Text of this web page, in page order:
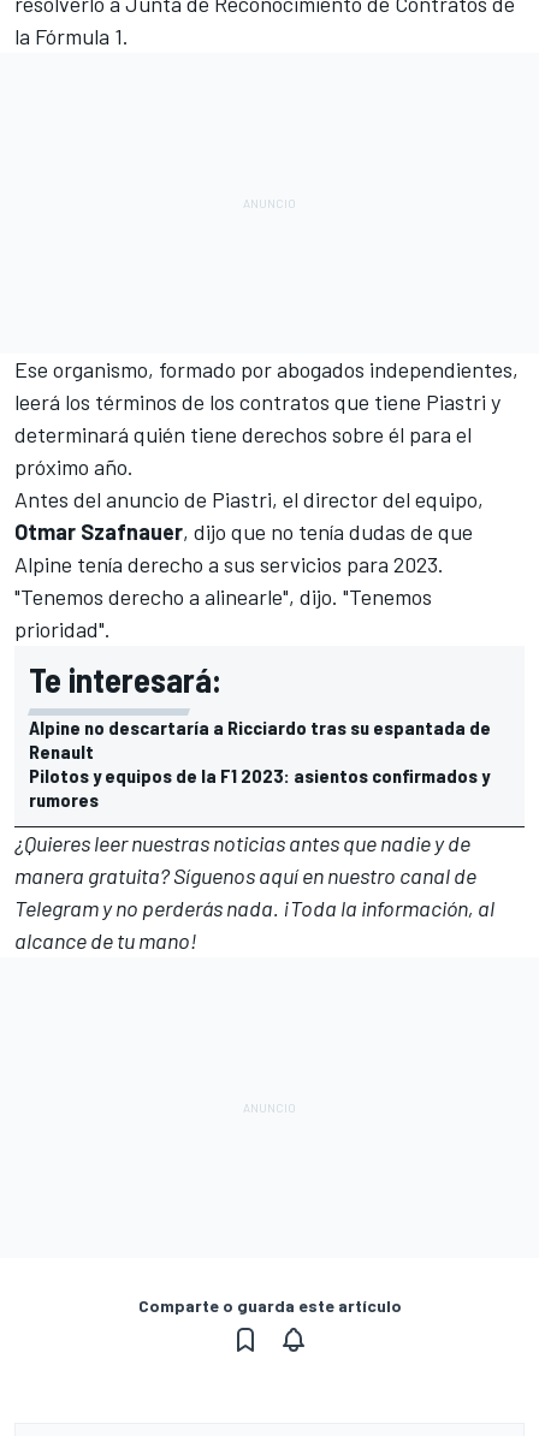
la Fórmula 1.
Ese organismo, formado por abogados independientes,
leerá los términos de los contratos que tiene Piastri y
determinará quién tiene derechos sobre él para el
próximo año.
Antes del anuncio de Piastri, el director del equipo,
Otmar Szafnauer, dijo que no tenía dudas de que
Alpine tenía derecho a sus servicios para 2023.
"Tenemos derecho a alinearle", dijo. "Tenemos
prioridad".
Te interesará:
Alpine no descartaría a Ricciardo tras su espantada de
Renault
Pilotos y equipos de la F1 2023: asientos confirmados y
rumores
¿Quieres leer nuestras noticias antes que nadie y de
manera gratuita? Síguenosaquí en nuestro canal de
Telegramy no perderás nada. ¡Toda la información, al
alcance de tu mano!
Comparte o guarda este artículo